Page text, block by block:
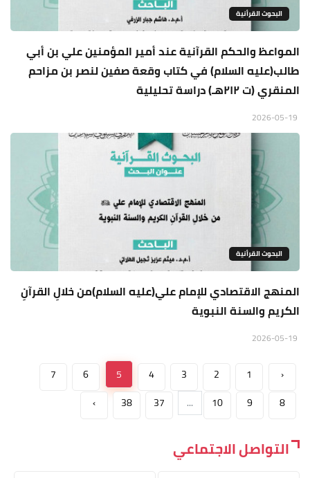
البحوث القرأنية
المواعظ والحكم القرآنية عند أمير المؤمنين علي بن أبي
طالب(عليه السلام) في كتاب وقعة صفين لنصر بن مزاحم
المنقري (ت ٢١٢هـ) دراسة تحليلية
البحوث القرأنية
المنهج الاقتصادي للإمام علي(عليه السلام)من خلالِ القرآنِ
الكريم والسنة النبوية
‹
1
2
3
4
5
6
7
8
9
10
...
37
38
›
التواصل الاجتماعي